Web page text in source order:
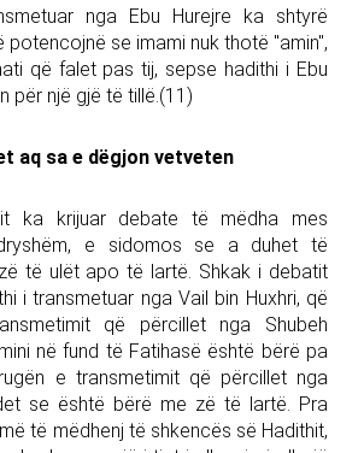
nga Ebu Hurejre ka shtyrë
potencojnë se imami nuk thotë "amin",
që falet pas tij, sepse hadithi i Ebu
për një gjë të tillë.(11)
aq sa e dëgjon vetveten
ka krijuar debate të mëdha mes
e sidomos se a duhet të
të ulët apo të lartë. Shkak i debatit
i transmetuar nga Vail bin Huxhri, që
që përcillet nga Shubeh
në fund të Fatihasë është bërë pa
e transmetimit që përcillet nga
se është bërë me zë të lartë. Pra
të mëdhenj të shkencës së Hadithit,